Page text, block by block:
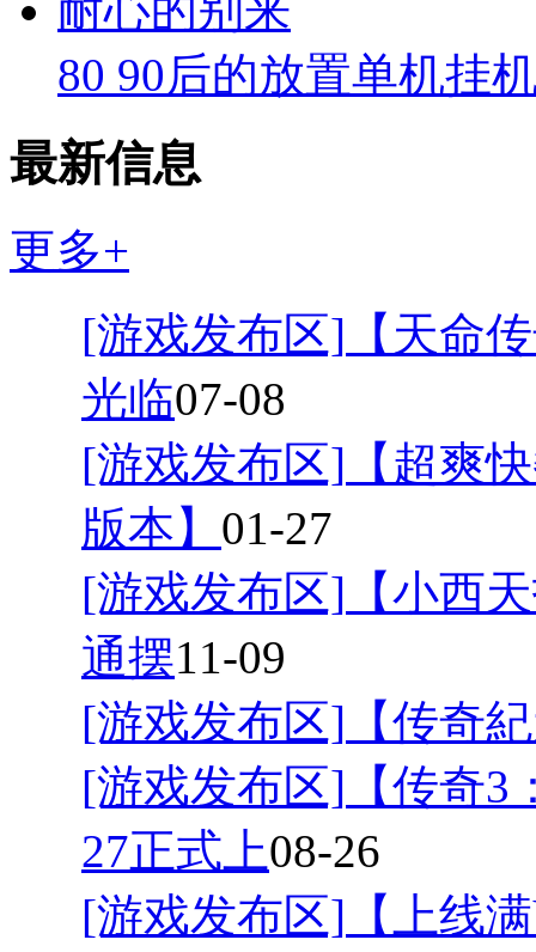
80 90后的放置单机挂
最新信息
更多+
[游戏发布区] 【天命
光临07-08
[游戏发布区] 【超爽
版本】 01-27
[游戏发布区] 【小西
通摆11-09
[游戏发布区] 【传奇
[游戏发布区] 【传奇
27正式上08-26
[游戏发布区] 【上线